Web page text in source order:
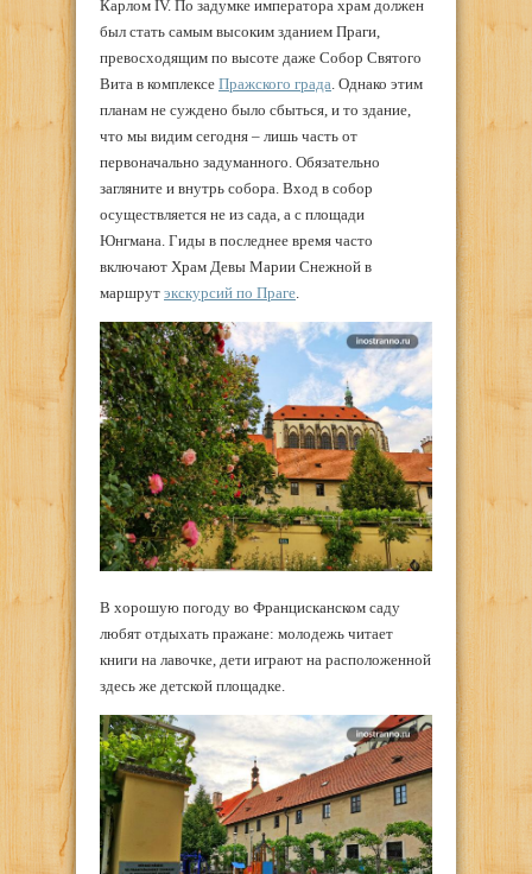
Карлом IV. По задумке императора храм должен
был стать самым высоким зданием Праги,
превосходящим по высоте даже Собор Святого
Вита в комплексе Пражского града. Однако этим
планам не суждено было сбыться, и то здание,
что мы видим сегодня – лишь часть от
первоначально задуманного. Обязательно
загляните и внутрь собора. Вход в собор
осуществляется не из сада, а с площади
Юнгмана. Гиды в последнее время часто
включают Храм Девы Марии Снежной в
маршрут экскурсий по Праге.
В хорошую погоду во Францисканском саду
любят отдыхать пражане: молодежь читает
книги на лавочке, дети играют на расположенной
здесь же детской площадке.